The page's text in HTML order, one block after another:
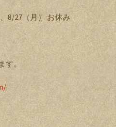
8/27（月） お休み
す。